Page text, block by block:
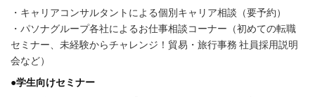
・キャリアコンサルタントによる個別キャリア相談（要予約）
・パソナグループ各社によるお仕事相談コーナー（初めての転職
セミナー、未経験からチャレンジ！貿易・旅行事務 社員採用説明
会など）
●学生向けセミナー